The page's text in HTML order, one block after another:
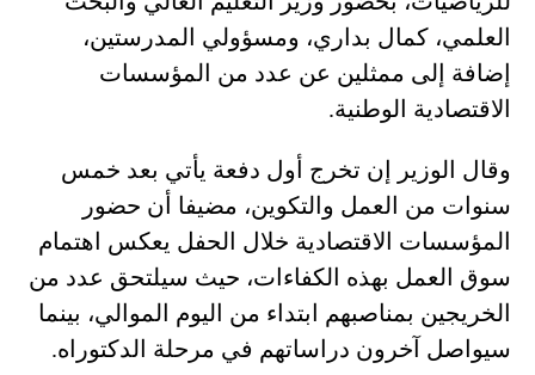
العلمي، كمال بداري، ومسؤولي المدرستين،
إضافة إلى ممثلين عن عدد من المؤسسات
الاقتصادية الوطنية.
وقال الوزير إن تخرج أول دفعة يأتي بعد خمس
سنوات من العمل والتكوين، مضيفا أن حضور
المؤسسات الاقتصادية خلال الحفل يعكس اهتمام
سوق العمل بهذه الكفاءات، حيث سيلتحق عدد من
الخريجين بمناصبهم ابتداء من اليوم الموالي، بينما
سيواصل آخرون دراساتهم في مرحلة الدكتوراه.